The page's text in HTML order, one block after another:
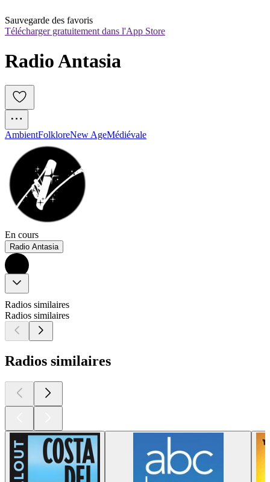
Sauvegarde des favoris
Télécharger gratuitement dans l'App Store
Radio Antasia
AmbientFolkloreNew AgeMédiévale
En cours
Radio Antasia
Radios similaires
Radios similaires
Radios similaires